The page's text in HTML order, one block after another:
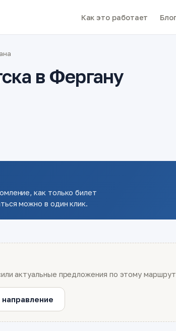
Как это работает
в Фергану
как только билет
можно в один клик.
актуальные предложения по этому